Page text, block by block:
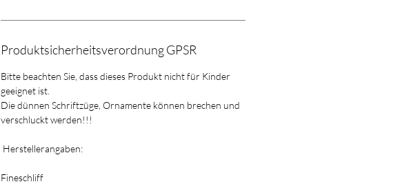
Produktsicherheitsverordnung GPSR
Bitte beachten Sie, dass dieses Produkt nicht für Kinder
geeignet ist.
Die dünnen Schriftzüge, Ornamente können brechen und
verschluckt werden!!!
Herstellerangaben:
Fineschliff